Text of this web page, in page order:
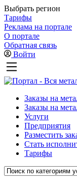
Выбрать регион
Тарифы
Реклама на портале
О портале
Обратная связь
Войти
Заказы на
Заказы на
Услуги
Предприятия
Разместить
Стать
Тарифы